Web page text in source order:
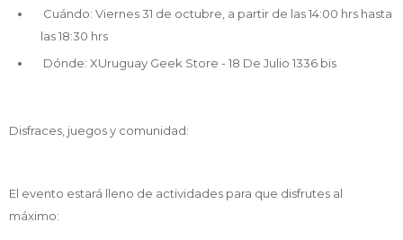
Cuándo: Viernes 31 de octubre, a partir de las 14:00 hrs hasta
las 18:30 hrs
Dónde: XUruguay Geek Store - 18 De Julio 1336 bis
Disfraces, juegos y comunidad:
El evento estará lleno de actividades para que disfrutes al
máximo: